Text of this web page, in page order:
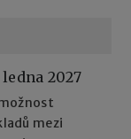
2027
mezi